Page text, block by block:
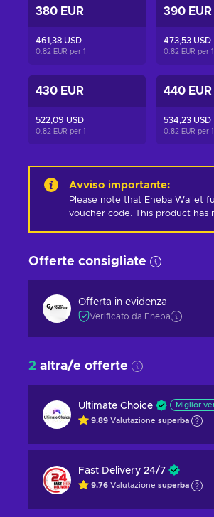
380 EUR
461,38 USD
0.82 EUR per 1
390 EUR
473,53 USD
0.82 EUR per 1
430 EUR
522,09 USD
0.82 EUR per 1
440 EUR
534,23 USD
0.82 EUR per 1
Avviso importante:
Please note that Eneba Wallet
voucher code. This product
Offerte consigliate
Offerta in evidenza
Verificato da Eneba
2 altra/e offerte
Ultimate Choice Miglior
9.89 Valutazione superba
Fast Delivery 24/7
9.76 Valutazione superba